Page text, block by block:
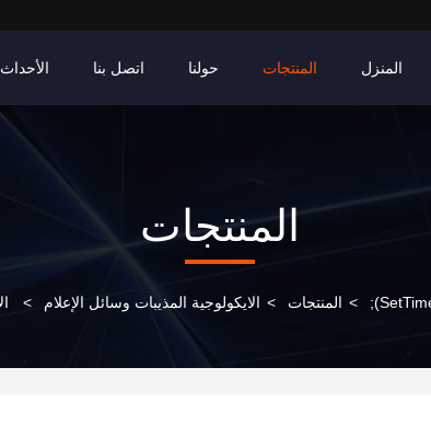
المنزل المنتجات حولنا اتصل بنا الأحداث
المنتجات
> المنتجات > الايكولوجية المذيبات وسائل الإعلام >